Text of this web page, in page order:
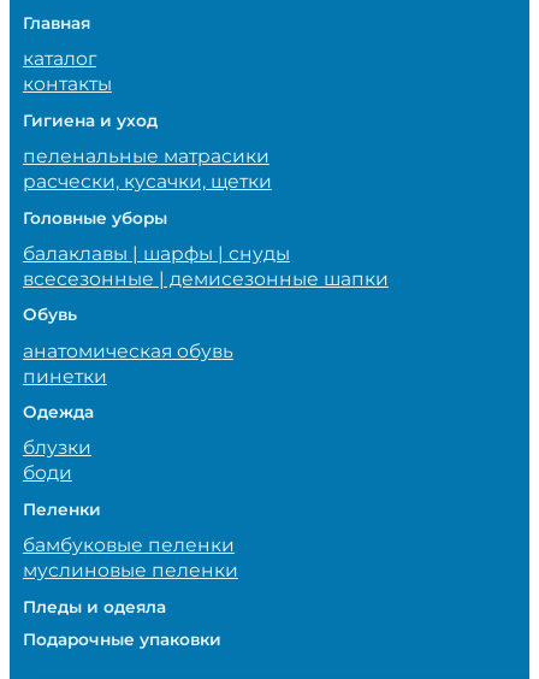
Главная
каталог
контакты
Гигиена и уход
пеленальные матрасики
расчески, кусачки, щетки
Головные уборы
балаклавы | шарфы | снуды
всесезонные | демисезонные шапки
Обувь
анатомическая обувь
пинетки
Одежда
блузки
боди
Пеленки
бамбуковые пеленки
муслиновые пеленки
Пледы и одеяла
Подарочные упаковки